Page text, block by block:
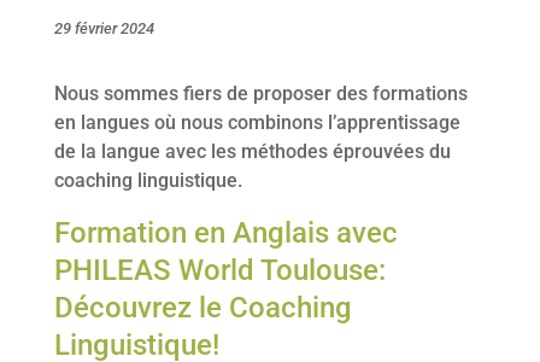
29 février 2024
Nous sommes fiers de proposer des formations
en langues où nous combinons l’apprentissage
de la langue avec les méthodes éprouvées du
coaching linguistique.
Formation en Anglais avec
PHILEAS World Toulouse:
Découvrez le Coaching
Linguistique!